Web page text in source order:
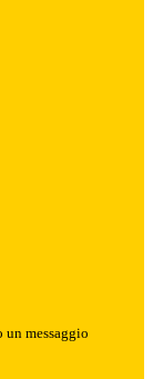
un messaggio